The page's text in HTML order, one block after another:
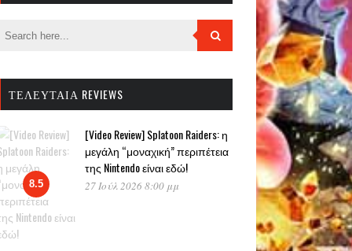
ΤΕΛΕΥΤΑΊΑ REVIEWS
8.5
[Video Review] Splatoon Raiders: η
μεγάλη “μοναχική” περιπέτεια
της Nintendo είναι εδώ!
27 Ιούλ 2026 8:00 μμ